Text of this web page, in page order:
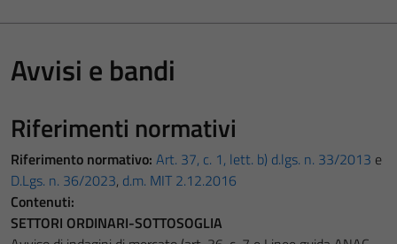
Avvisi e bandi
Riferimenti normativi
Riferimento normativo: Art. 37, c. 1, lett. b) d.lgs. n. 33/2013 e
D.Lgs. n. 36/2023, d.m. MIT 2.12.2016
Contenuti:
SETTORI ORDINARI-SOTTOSOGLIA